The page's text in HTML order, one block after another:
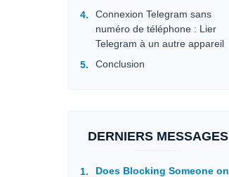
Connexion Telegram sans
numéro de téléphone : Lier
Telegram à un autre appareil
Conclusion
DERNIERS MESSAGES
Does Blocking Someone on